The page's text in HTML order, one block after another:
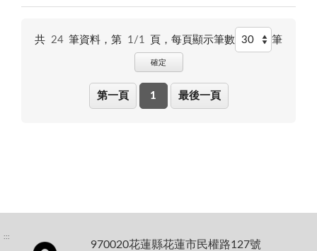
共 24 筆資料，第 1/1 頁，每頁顯示筆數 筆
確定
第一頁 1 最後一頁
:::
970020花蓮縣花蓮市民權路127號